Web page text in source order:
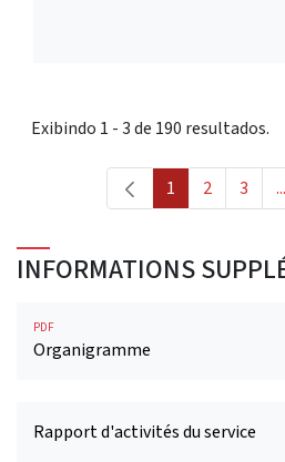
Exibindo 1 - 3 de 190 resultados.
Página
1 Página
2 Página
3 ...
INFORMATIONS
PDF
Organigramme
Rapport d'activités du service